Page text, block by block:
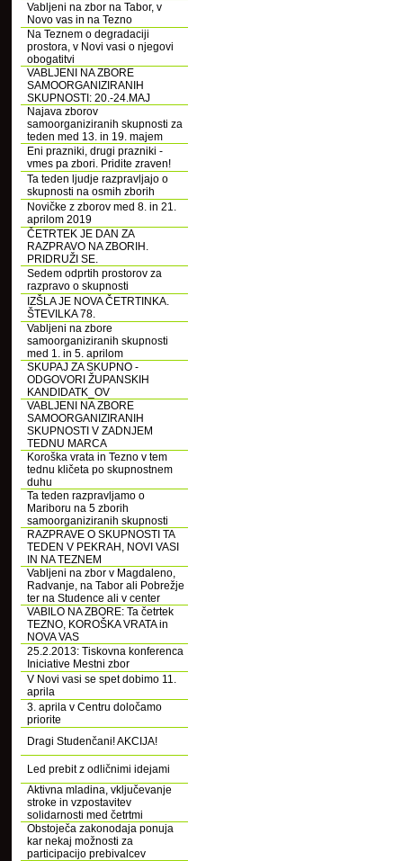
Vabljeni na zbor na Tabor, v
Novo vas in na Tezno
Na Teznem o degradaciji
prostora, v Novi vasi o njegovi
obogatitvi
VABLJENI NA ZBORE
SAMOORGANIZIRANIH
SKUPNOSTI: 20.-24.MAJ
Najava zborov
samoorganiziranih skupnosti za
teden med 13. in 19. majem
Eni prazniki, drugi prazniki -
vmes pa zbori. Pridite zraven!
Ta teden ljudje razpravljajo o
skupnosti na osmih zborih
Novičke z zborov med 8. in 21.
aprilom 2019
ČETRTEK JE DAN ZA
RAZPRAVO NA ZBORIH.
PRIDRUŽI SE.
Sedem odprtih prostorov za
razpravo o skupnosti
IZŠLA JE NOVA ČETRTINKA.
ŠTEVILKA 78.
Vabljeni na zbore
samoorganiziranih skupnosti
med 1. in 5. aprilom
SKUPAJ ZA SKUPNO -
ODGOVORI ŽUPANSKIH
KANDIDATK_OV
VABLJENI NA ZBORE
SAMOORGANIZIRANIH
SKUPNOSTI V ZADNJEM
TEDNU MARCA
Koroška vrata in Tezno v tem
tednu kličeta po skupnostnem
duhu
Ta teden razpravljamo o
Mariboru na 5 zborih
samoorganiziranih skupnosti
RAZPRAVE O SKUPNOSTI TA
TEDEN V PEKRAH, NOVI VASI
IN NA TEZNEM
Vabljeni na zbor v Magdaleno,
Radvanje, na Tabor ali Pobrežje
ter na Studence ali v center
VABILO NA ZBORE: Ta četrtek
TEZNO, KOROŠKA VRATA in
NOVA VAS
25.2.2013: Tiskovna konferenca
Iniciative Mestni zbor
V Novi vasi se spet dobimo 11.
aprila
3. aprila v Centru določamo
priorite
Dragi Studenčani! AKCIJA!
Led prebit z odličnimi idejami
Aktivna mladina, vključevanje
stroke in vzpostavitev
solidarnosti med četrtmi
Obstoječa zakonodaja ponuja
kar nekaj možnosti za
participacijo prebivalcev